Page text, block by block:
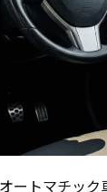
ートマチック